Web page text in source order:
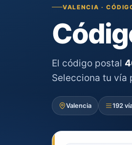
VALENCIA ·
El código postal
Selecciona tu vía
Valencia 192